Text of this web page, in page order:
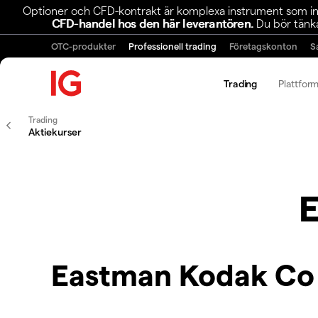
Optioner och CFD-kontrakt är komplexa instrument som
CFD-handel hos den här leverantören. Du bör
OTC-produkter Professionell trading Företagskonton
Trading
Trading
Aktiekurser
Eastman Kodak